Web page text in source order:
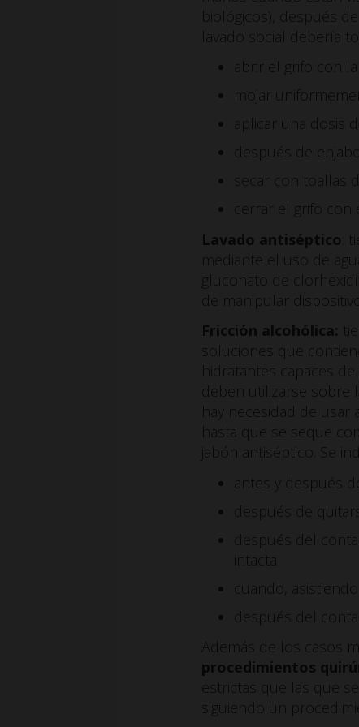
biológicos), después
lavado social debería
abrir el grifo con
mojar
aplicar una dosis
después de
secar con
cerrar el grifo
Lavado antiséptico :
mediante el uso de
gluconato de
de manipular
Fricción alcohólica:
soluciones que
hidratantes capaces
deben utilizarse sobre
hay necesidad de usar
hasta que se seque
jabón antiséptico. Se
antes y después
después de
después del
intacta
cuando,
después del
Además de los casos
procedimientos
estrictas que las que
siguiendo un